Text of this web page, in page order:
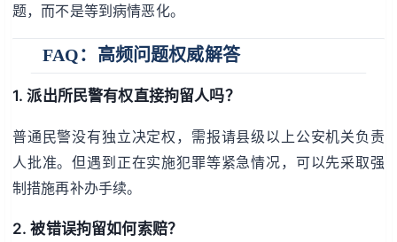
题，而不是等到病情恶化。
FAQ：高频问题权威解答
1. 派出所民警有权直接拘留人吗？
普通民警没有独立决定权，需报请县级以上公安机关负责
人批准。但遇到正在实施犯罪等紧急情况，可以先采取强
制措施再补办手续。
2. 被错误拘留如何索赔？